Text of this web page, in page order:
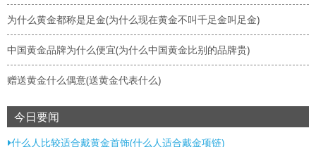
为什么黄金都称是足金(为什么现在黄金不叫千足金叫足金)
中国黄金品牌为什么便宜(为什么中国黄金比别的品牌贵)
赠送黄金什么偶意(送黄金代表什么)
今日要闻
什么人比较适合戴黄金首饰(什么人适合戴金项链)